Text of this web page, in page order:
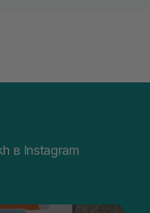
в Instagram